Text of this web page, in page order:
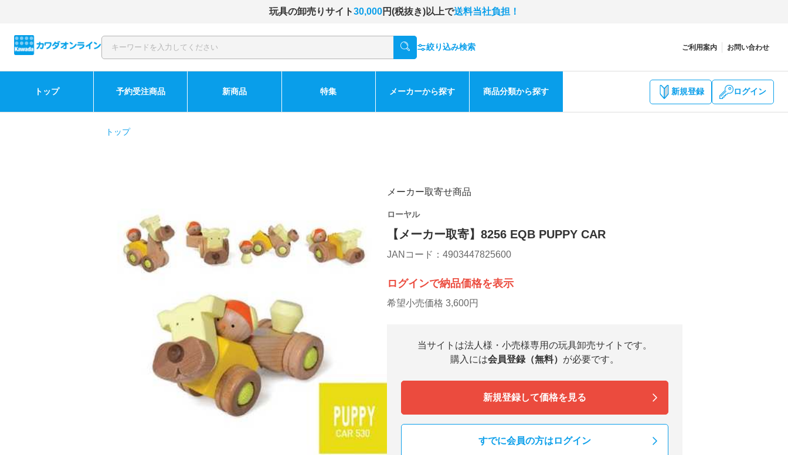
玩具の卸売りサイト30,000円(税抜き)以上で送料当社負担！
絞り込み検索 ご利用案内 お問い合わせ
トップ 予約受注商品 新商品 特集 メーカーから探す 商品分類から探す 新規登録 ログイン
トップ
メーカー取寄せ商品
ローヤル
【メーカー取寄】8256 EQB PUPPY CAR
JANコード：4903447825600
ログインで納品価格を表示
希望小売価格 3,600円
当サイトは法人様・小売様専用の玩具卸売サイトです。
購入には会員登録（無料） が必要です。
新規登録して価格を見る
すでに会員の方はログイン